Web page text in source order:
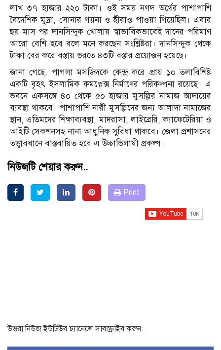
লাখ ৩৭ হাজার ২২০ টাকা। ওই সময় নগদ অর্থের পাশাপাশি
বৈদেশিক মুদ্রা, সোনার গয়না ও হীরাও পাওয়া গিয়েছিল। এবার
ছয় মাস পর দানসিন্দুক খোলায় স্বাভাবিকভাবেই দানের পরিমাণ
আরো বেশি হবে বলে মনে করছেন সংশ্লিষ্টরা। দানসিন্দুক থেকে
টাকা বের করে বস্তায় ভরতে ৪৩টি বস্তার প্রয়োজন হয়েছে।
জানা গেছে, পাগলা মসজিদকে কেন্দ্র করে প্রায় ১০ তলাবিশিষ্ট
একটি বৃহৎ ইসলামিক কমপ্লেক্স নির্মাণের পরিকল্পনা রয়েছে। এ
ভবনে একসঙ্গে ৪০ থেকে ৫০ হাজার মুসল্লির নামাজ আদায়ের
ব্যবস্থা থাকবে। পাশাপাশি নারী মুসল্লিদের জন্য আলাদা নামাজের
স্থান, এতিমদের শিক্ষাব্যবস্থা, মাদরাসা, লাইব্রেরি, ক্যাফেটেরিয়া ও
আইটি সেকশনসহ নানা আধুনিক সুবিধা থাকবে। জেলা প্রশাসনের
তত্ত্বাবধানে বাস্তবায়িত হবে এ উচ্চাভিলাষী প্রকল্প।
নিউজটি শেয়ার করুন..
Print
উত্তরা নিউজ ইউটিউব চ্যানেলে সাবস্ক্রাইব করুন: